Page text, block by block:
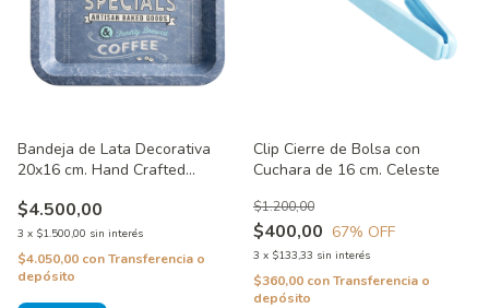
Bandeja de Lata Decorativa
20x16 cm. Hand Crafted
$4.500,00
3 x $1.500,00 sin interés
$4.050,00 conTransferencia o
depósito
Clip Cierre de Bolsa con
Cuchara de 16 cm. Celeste
$400,00
$1.200,00
67% OFF
3 x $133,33 sin interés
$360,00 conTransferencia o
depósito